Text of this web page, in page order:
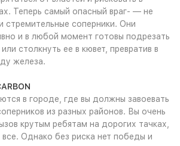
Теперь самый опасный враг- — не
стремительные соперники. Они
и в любой момент готовы подрезать
столкнуть ее в кювет, превратив в
железа.
в городе, где вы должны завоевать
из разных районов. Вы очень
крутым ребятам на дорогих тачках,
Однако без риска нет победы и